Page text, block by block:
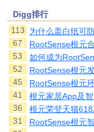
Digg排行
113
为什么盖白纸可
67
RootSense根元
53
如何成为
52
RootSense根元
45
RootSense根元
41
根元家居App及
36
根元荣登天猫
31
RootSense根元